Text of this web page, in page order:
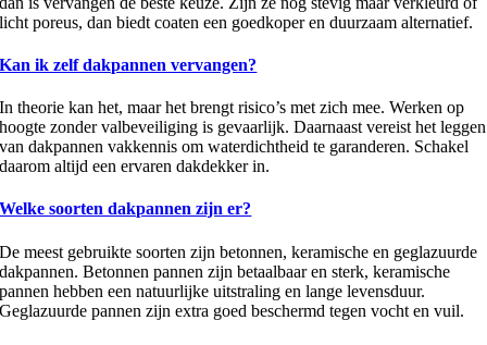
licht poreus, dan biedt coaten een goedkoper en duurzaam alternatief.
Kan ik zelf dakpannen vervangen?
In theorie kan het, maar het brengt risico’s met zich mee. Werken op
hoogte zonder valbeveiliging is gevaarlijk. Daarnaast vereist het leggen
van dakpannen vakkennis om waterdichtheid te garanderen. Schakel
daarom altijd een ervaren dakdekker in.
Welke soorten dakpannen zijn er?
De meest gebruikte soorten zijn betonnen, keramische en geglazuurde
dakpannen. Betonnen pannen zijn betaalbaar en sterk, keramische
pannen hebben een natuurlijke uitstraling en lange levensduur.
Geglazuurde pannen zijn extra goed beschermd tegen vocht en vuil.